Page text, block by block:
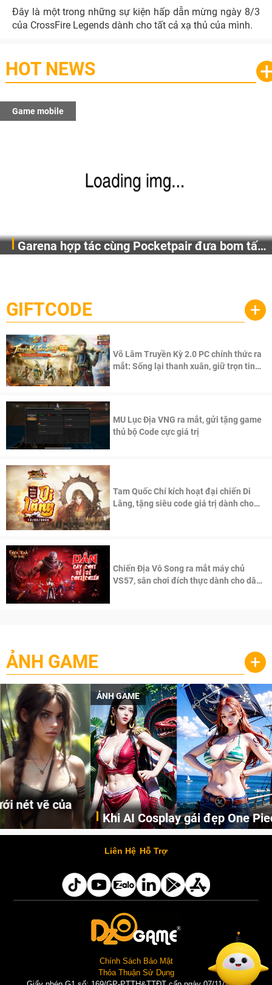
Đây là một trong những sự kiện hấp dẫn mừng ngày 8/3
của CrossFire Legends dành cho tất cả xạ thủ của mình.
HOT NEWS
Game mobile
Garena hợp tác cùng Pocketpair đưa bom tấn
cầu, theo giấy phép chính thức từ công ty game Nhật Bản
Pocketpair, Inc.
GIFTCODE +
Võ Lâm Truyền Kỳ 2.0 PC chính thức ra
mắt: Sống lại thanh xuân, giữ trọn tinh
MU Lục Địa VNG ra mắt, gửi tặng game
thủ bộ Code cực giá trị
Tam Quốc Chí kích hoạt đại chiến Di
Lăng, tặng siêu code giá trị dành cho
Chiến Địa Vô Song ra mắt máy chủ
VS57, sân chơi đích thực dành cho dân
ẢNH GAME +
ẢNH GAME
Khi AI Cosplay gái đẹp One Piece
Những cô nàng nóng bỏng Boa Hancock, Nico Robin, Nami, Yamato hay Perona được AI vẽ lại dưới hình thức Cosplay cực kỳ chuẩn chỉnh.
Liên Hệ Hỗ Trợ
Chính Sách Bảo Mật
Thỏa Thuận Sử Dụng